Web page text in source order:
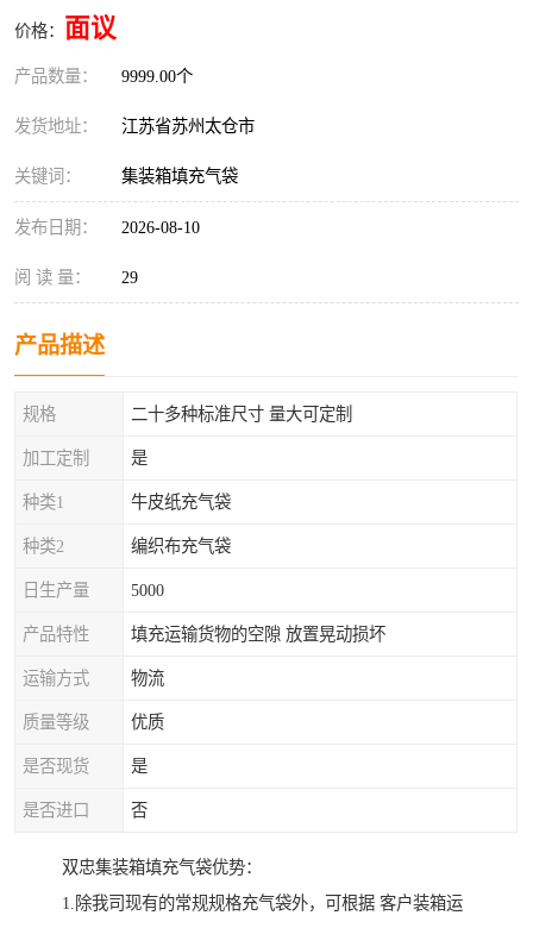
价格： 面议
产品数量： 9999.00个
发货地址： 江苏省苏州太仓市
关键词： 集装箱填充气袋
发布日期： 2026-08-10
阅 读 量： 29
产品描述
规格 二十多种标准尺寸 量大可定制
加工定制 是
种类1 牛皮纸充气袋
种类2 编织布充气袋
日生产量 5000
产品特性 填充运输货物的空隙 放置晃动损坏
运输方式 物流
质量等级 优质
是否现货 是
是否进口 否
双忠集装箱填充气袋优势：
1.除我司现有的常规规格充气袋外，可根据 客户装箱运